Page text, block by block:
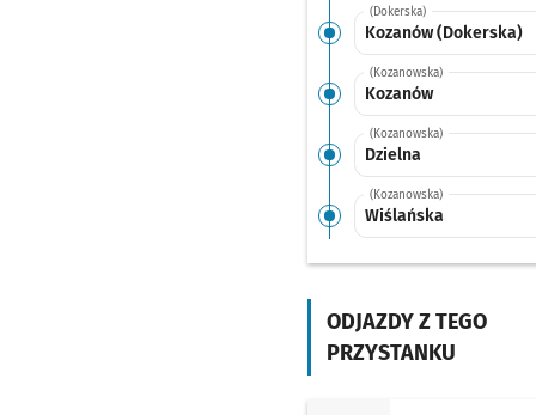
(Dokerska)
Kozanów (Dokerska)
(Kozanowska)
Kozanów
(Kozanowska)
Dzielna
(Kozanowska)
Wiślańska
(Legnicka)
ODJAZDY Z TEGO
PRZYSTANKU